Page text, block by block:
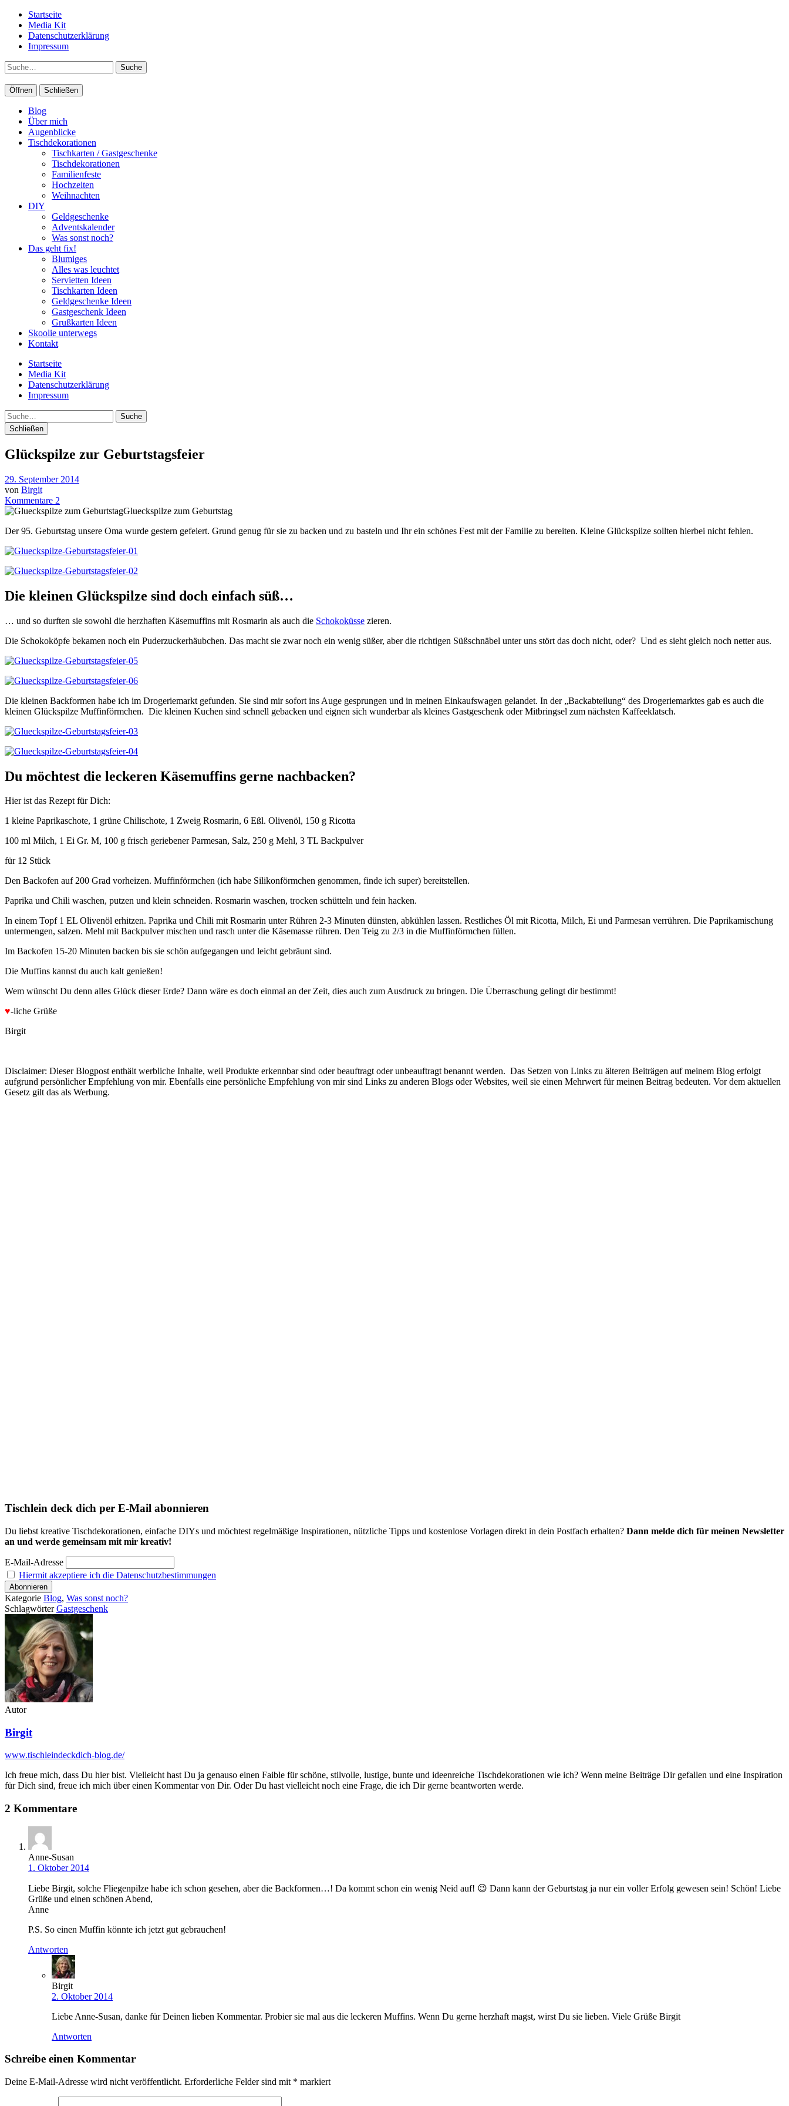
Startseite
Media Kit
Datenschutzerklärung
Impressum
Suche
Öffnen Schließen
Blog
Über mich
Augenblicke
Tischdekorationen
Tischkarten / Gastgeschenke
Tischdekorationen
Familienfeste
Hochzeiten
Weihnachten
DIY
Geldgeschenke
Adventskalender
Was sonst noch?
Das geht fix!
Blumiges
Alles was leuchtet
Servietten Ideen
Tischkarten Ideen
Geldgeschenke Ideen
Gastgeschenk Ideen
Grußkarten Ideen
Skoolie unterwegs
Kontakt
Startseite
Media Kit
Datenschutzerklärung
Impressum
Suche
Schließen
Glückspilze zur Geburtstagsfeier
29. September 2014
von Birgit
Kommentare 2
Glueckspilze zum Geburtstag
Der 95. Geburtstag unsere Oma wurde gestern gefeiert. Grund genug für sie zu backen und zu basteln und Ihr ein schönes Fest mit der Familie zu bereiten. Kleine Glückspilze sollten hierbei nicht fehlen.
Die kleinen Glückspilze sind doch einfach süß…
… und so durften sie sowohl die herzhaften Käsemuffins mit Rosmarin als auch die Schokoküsse zieren.
Die Schokoköpfe bekamen noch ein Puderzuckerhäubchen. Das macht sie zwar noch ein wenig süßer, aber die richtigen Süßschnäbel unter uns stört das doch nicht, oder? Und es sieht gleich noch netter aus.
Die kleinen Backformen habe ich im Drogeriemarkt gefunden. Sie sind mir sofort ins Auge gesprungen und in meinen Einkaufswagen gelandet. In der „Backabteilung“ des Drogeriemarktes gab es auch die
kleinen Glückspilze Muffinförmchen. Die kleinen Kuchen sind schnell gebacken und eignen sich wunderbar als kleines Gastgeschenk oder Mitbringsel zum nächsten Kaffeeklatsch.
Du möchtest die leckeren Käsemuffins gerne nachbacken?
Hier ist das Rezept für Dich:
1 kleine Paprikaschote, 1 grüne Chilischote, 1 Zweig Rosmarin, 6 Eßl. Olivenöl, 150 g Ricotta
100 ml Milch, 1 Ei Gr. M, 100 g frisch geriebener Parmesan, Salz, 250 g Mehl, 3 TL Backpulver
für 12 Stück
Den Backofen auf 200 Grad vorheizen. Muffinförmchen (ich habe Silikonförmchen genommen, finde ich super) bereitstellen.
Paprika und Chili waschen, putzen und klein schneiden. Rosmarin waschen, trocken schütteln und fein hacken.
In einem Topf 1 EL Olivenöl erhitzen. Paprika und Chili mit Rosmarin unter Rühren 2-3 Minuten dünsten, abkühlen lassen. Restliches Öl mit Ricotta, Milch, Ei und Parmesan verrühren. Die Paprikamischung
untermengen, salzen. Mehl mit Backpulver mischen und rasch unter die Käsemasse rühren. Den Teig zu 2/3 in die Muffinförmchen füllen.
Im Backofen 15-20 Minuten backen bis sie schön aufgegangen und leicht gebräunt sind.
Die Muffins kannst du auch kalt genießen!
Wem wünscht Du denn alles Glück dieser Erde? Dann wäre es doch einmal an der Zeit, dies auch zum Ausdruck zu bringen. Die Überraschung gelingt dir bestimmt!
♥-liche Grüße
Birgit
Disclaimer: Dieser Blogpost enthält werbliche Inhalte, weil Produkte erkennbar sind oder beauftragt oder unbeauftragt benannt werden. Das Setzen von Links zu älteren Beiträgen auf meinem Blog erfolgt
aufgrund persönlicher Empfehlung von mir. Ebenfalls eine persönliche Empfehlung von mir sind Links zu anderen Blogs oder Websites, weil sie einen Mehrwert für meinen Beitrag bedeuten. Vor dem aktuellen
Gesetz gilt das als Werbung.
Tischlein deck dich per E-Mail abonnieren
Du liebst kreative Tischdekorationen, einfache DIYs und möchtest regelmäßige Inspirationen, nützliche Tipps und kostenlose Vorlagen direkt in dein Postfach erhalten? Dann melde dich für meinen Newsletter
an und werde gemeinsam mit mir kreativ!
E-Mail-Adresse
Hiermit akzeptiere ich die Datenschutzbestimmungen
Kategorie Blog, Was sonst noch?
SchlagwörterGastgeschenk
Autor
Birgit
www.tischleindeckdich-blog.de/
Ich freue mich, dass Du hier bist. Vielleicht hast Du ja genauso einen Faible für schöne, stilvolle, lustige, bunte und ideenreiche Tischdekorationen wie ich? Wenn meine Beiträge Dir gefallen und eine Inspiration
für Dich sind, freue ich mich über einen Kommentar von Dir. Oder Du hast vielleicht noch eine Frage, die ich Dir gerne beantworten werde.
2 Kommentare
Anne-Susan
1. Oktober 2014
Liebe Birgit, solche Fliegenpilze habe ich schon gesehen, aber die Backformen…! Da kommt schon ein wenig Neid auf! 😉 Dann kann der Geburtstag ja nur ein voller Erfolg gewesen sein! Schön! Liebe
Grüße und einen schönen Abend,
Anne
P.S. So einen Muffin könnte ich jetzt gut gebrauchen!
Antworten
Birgit
2. Oktober 2014
Liebe Anne-Susan, danke für Deinen lieben Kommentar. Probier sie mal aus die leckeren Muffins. Wenn Du gerne herzhaft magst, wirst Du sie lieben. Viele Grüße Birgit
Antworten
Schreibe einen Kommentar
Deine E-Mail-Adresse wird nicht veröffentlicht. Erforderliche Felder sind mit * markiert